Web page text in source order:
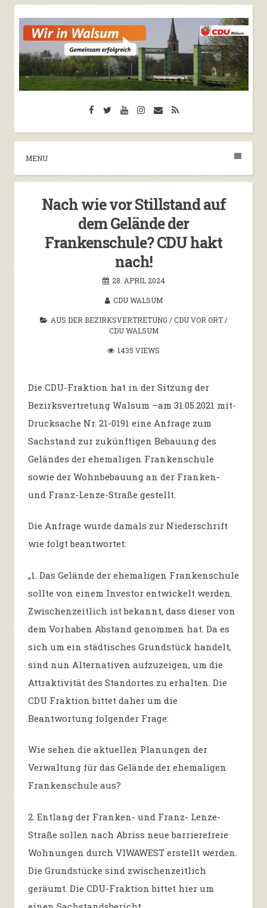
content
CDU Walsum
Herzlich Willkommen auf der Seite der CDU
Walsum
Facebook
TwitterYouTubeInstagram
EmailRSS
MENU
Nach wie vor Stillstand auf
dem Gelände der
Frankenschule? CDU hakt
nach!
28. APRIL 2024
CDU WALSUM
AUS DER BEZIRKSVERTRETUNG /CDU VOR ORT/
CDU WALSUM
1435 VIEWS
Die CDU-Fraktion hat in der Sitzung der
Bezirksvertretung Walsum –am 31.05.2021 mit-
Drucksache Nr. 21-0191 eine Anfrage zum
Sachstand zur zukünftigen Bebauung des
Geländes der ehemaligen Frankenschule
sowie der Wohnbebauung an der Franken-
und Franz-Lenze-Straße gestellt.
Die Anfrage wurde damals zur Niederschrift
wie folgt beantwortet:
„1. Das Gelände der ehemaligen Frankenschule
sollte von einem Investor entwickelt werden.
Zwischenzeitlich ist bekannt, dass dieser von
dem Vorhaben Abstand genommen hat. Da es
sich um ein städtisches Grundstück handelt,
sind nun Alternativen aufzuzeigen, um die
Attraktivität des Standortes zu erhalten. Die
CDU Fraktion bittet daher um die
Beantwortung folgender Frage:
Wie sehen die aktuellen Planungen der
Verwaltung für das Gelände der ehemaligen
Frankenschule aus?
2. Entlang der Franken- und Franz- Lenze-
Straße sollen nach Abriss neue barrierefreie
Wohnungen durch VIWAWEST erstellt werden.
Die Grundstücke sind zwischenzeitlich
geräumt. Die CDU-Fraktion bittet hier um